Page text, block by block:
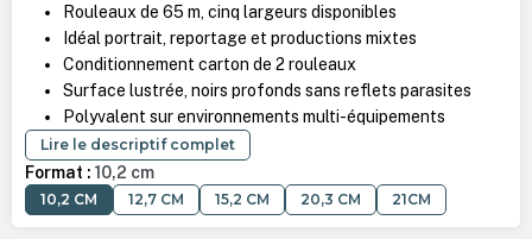
Rouleaux de 65 m, cinq largeurs disponibles
Idéal portrait, reportage et productions mixtes
Conditionnement carton de 2 rouleaux
Surface lustrée, noirs profonds sans reflets parasites
Polyvalent sur environnements multi-équipements
Lire le descriptif complet
Format : 10,2 cm
10,2 CM 12,7 CM 15,2 CM 20,3 CM 21CM